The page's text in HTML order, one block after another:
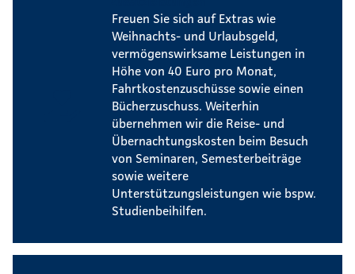
Freuen Sie sich auf Extras wie
Weihnachts- und Urlaubsgeld,
vermögenswirksame Leistungen in
Höhe von 40 Euro pro Monat,
Fahrtkostenzuschüsse sowie einen
Bücherzuschuss. Weiterhin
übernehmen wir die Reise- und
Übernachtungskosten beim Besuch
von Seminaren, Semesterbeiträge
sowie weitere
Unterstützungsleistungen wie bspw.
Studienbeihilfen.